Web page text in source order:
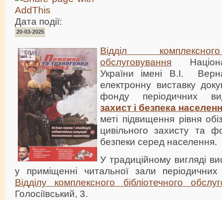
Дата події:
20-03-2025
Відділ
обслуговування
України імені В.І.
електронну виставку
фонду періодичних
захист і безпека
меті підвищення рівня
цивільного захисту та
безпеки серед населення.
У традиційному вигляді
у приміщенні читальної зали
Відділу комплексного бібліотечного
Голосіївський, 3.